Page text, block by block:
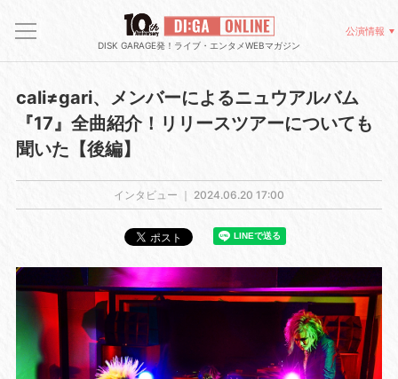
DISK GARAGE発！ライブ・エンタメWEBマガジン
公演情報
cali≠gari、メンバーによるニュウアルバム
『17』全曲紹介！リリースツアーについても
聞いた【後編】
インタビュー ｜ 2024.06.20 17:00